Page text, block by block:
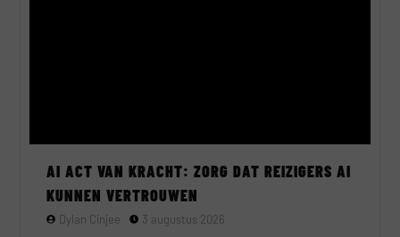
AI ACT VAN KRACHT: ZORG DAT REIZIGERS AI
KUNNEN VERTROUWEN
Dylan Cinjee 3 augustus 2026